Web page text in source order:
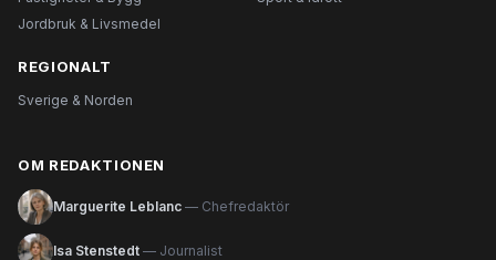
Jordbruk & Livsmedel
REGIONALT
Sverige & Norden
OM REDAKTIONEN
Marguerite Leblanc — Chefredaktör
Isa Stenstedt — Journalist